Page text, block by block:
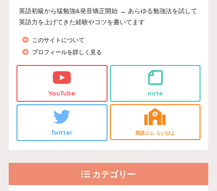
英語初級から猛勉強&発音矯正開始 → あらゆる勉強法を試して
英語力を上げてきた経験やコツを書いてます
このサイトについて
プロフィールを詳しく見る
YouTube note
Twitter 英語ジム らいひよ
カテゴリー